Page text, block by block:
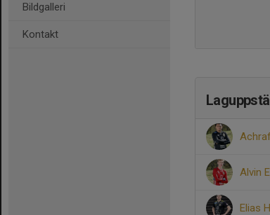
Bildgalleri
Kontakt
Alvin
Elias